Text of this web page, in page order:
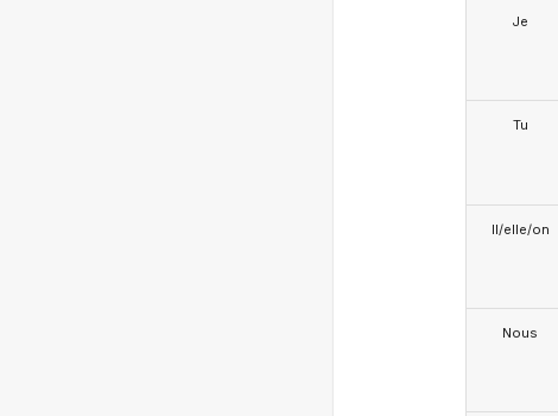
Je
Tu
Il/elle/on
Nous